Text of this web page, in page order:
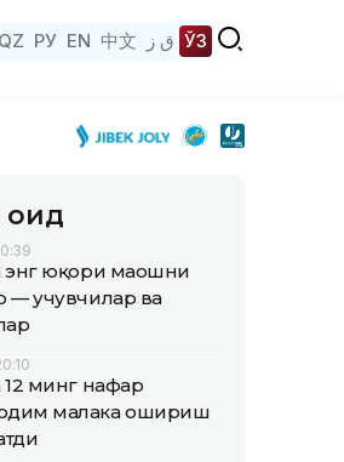
QZ РУ EN 中文 ق ز ЎЗ
оид
энг юқори маошни
— учувчилар ва
12 минг нафар
малака ошириш